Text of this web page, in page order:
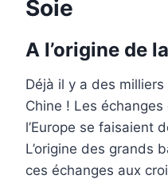
Soie
A l’origine de
Déjà il y a des
Chine ! Les
l’Europe se faisaient
L’origine des grands
ces échanges aux